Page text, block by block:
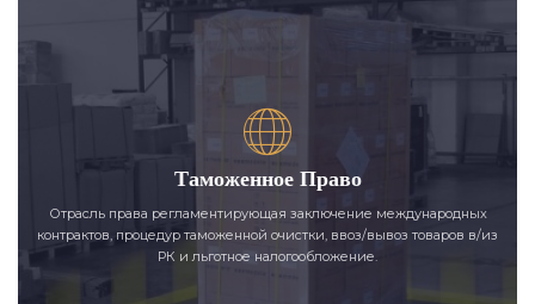
Таможенное Право
Отрасль права регламентирующая заключение международных
контрактов, процедур таможенной очистки, ввоз/вывоз товаров в/из
РК и льготное налогообложение.